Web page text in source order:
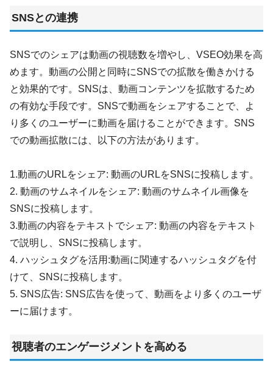
SNSとの連携
SNSでのシェアは動画の視聴数を増やし、VSEO効果を高
めます。動画の公開と同時にSNSでの拡散を働きかける
と効果的です。SNSは、動画コンテンツを拡散するため
の有効な手段です。SNSで動画をシェアすることで、よ
り多くのユーザーに動画を届けることができます。SNS
での動画拡散には、以下の方法があります。
1.動画のURLをシェア: 動画のURLをSNSに投稿します。
2. 動画のサムネイルをシェア: 動画のサムネイル画像を
SNSに投稿します。
3.動画の内容をテキストでシェア: 動画の内容をテキスト
で説明し、SNSに投稿します。
4. ハッシュタグを活用:動画に関連するハッシュタグを付
けて、SNSに投稿します。
5. SNS広告: SNS広告を使って、動画をより多くのユーザ
ーに届けます。
視聴者のエンゲージメントを高める